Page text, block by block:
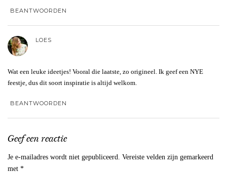
BEANTWOORDEN
LOES
Wat een leuke ideetjes! Vooral die laatste, zo origineel. Ik geef een NYE
feestje, dus dit soort inspiratie is altijd welkom.
BEANTWOORDEN
Geef een reactie
Je e-mailadres wordt niet gepubliceerd. Vereiste velden zijn gemarkeerd
met *